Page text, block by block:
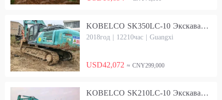
KOBELCO SK350LC-10 Экскаватор
2018год | 12210час | Guangxi
USD42,072 ≈ CNY299,000
KOBELCO SK210LC-10 Экскаватор